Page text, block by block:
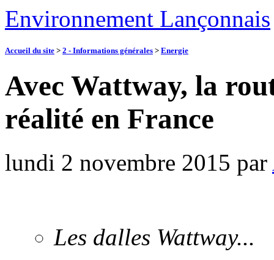
Environnement Lançonnais
Accueil du site > 2 - Informations générales > Energie
Avec Wattway, la
réalité en France
lundi 2 novembre 2015 par
Les dalles Wattway...